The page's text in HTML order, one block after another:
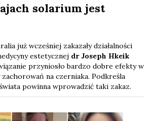
solarium jest
już wcześniej zakazały działalności
estetycznej dr Joseph Hkeik
przyniosło bardzo dobre efekty w
na czerniaka. Podkreśla
powinna wprowadzić taki zakaz.